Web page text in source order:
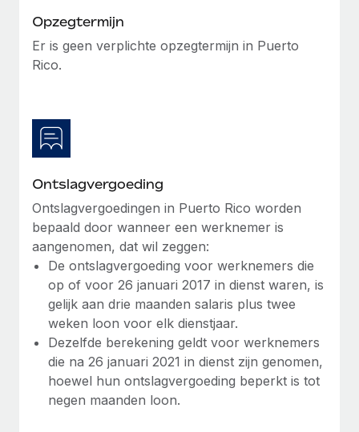
Secundaire arbeidsvoorwaarden
Eenvoudig secundaire arbeidsvoorwaarden
beheren
Meer informatie
Productupdates van Remote: Gusto- en Xero-
te helpen bij het aannemen, beheren en...
Hoe Phiture 55 werknemers in 19 landen
beheert met Remote
Phiture, een toonaangevende leider in de wereldwijde
mobiele groeiadviessector, zet zich sinds 2016...
Meer informatie
Opzegtermijn
Er is geen verplichte opzegtermijn in Puerto
Rico.
Ontslagvergoeding
Ontslagvergoedingen in Puerto Rico worden
bepaald door wanneer een werknemer is
aangenomen, dat wil zeggen:
De ontslagvergoeding voor werknemers die
op of voor 26 januari 2017 in dienst waren, is
gelijk aan drie maanden salaris plus twee
weken loon voor elk dienstjaar.
Dezelfde berekening geldt voor werknemers
die na 26 januari 2021 in dienst zijn genomen,
hoewel hun ontslagvergoeding beperkt is tot
negen maanden loon.